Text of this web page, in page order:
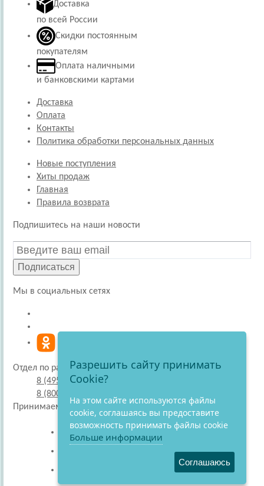
Доставка
по всей России
Скидки постоянным
покупателям
Оплата наличными
и банковскими картами
Доставка
Оплата
Контакты
Политика обработки персональных данных
Новые поступления
Хиты продаж
Главная
Правила возврата
Подпишитесь на наши новости
Подписаться
Мы в социальных сетях
Отдел по работе с покупателями
8 (495) 220-51-30
8 (800) 707-27-19
Принимаем к оплате
Разрешить сайту принимать
Cookie?
На этом сайте используются файлы
cookie, соглашаясь вы предоставите
возможность принимать файлы cookie
Больше информации
Соглашаюсь